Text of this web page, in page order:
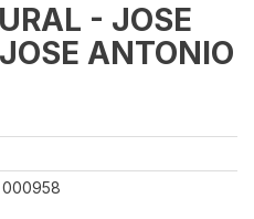
- JOSE
ANTONIO
000958